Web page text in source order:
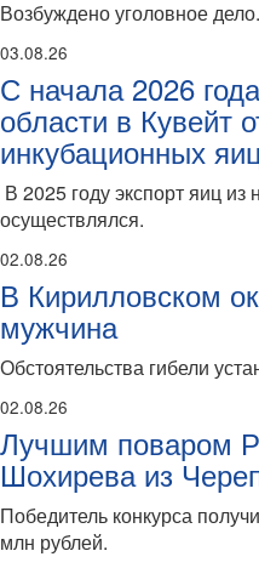
Возбуждено уголовное дело.
03.08.26
С начала 2026
области в Кувейт
инкубационных
В 2025 году экспорт яиц из
осуществлялся.
02.08.26
В Кирилловском
мужчина
Обстоятельства гибели
02.08.26
Лучшим поваром
Шохирева из
Победитель конкурса
млн рублей.